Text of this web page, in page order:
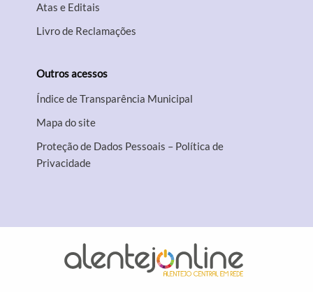
Atas e Editais
Livro de Reclamações
Outros acessos
Índice de Transparência Municipal
Mapa do site
Proteção de Dados Pessoais – Política de
Privacidade